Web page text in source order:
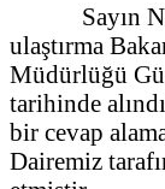
Sayın
ulaştırma
Müdürlüğü
tarihinde
bir cevap
Dairemiz